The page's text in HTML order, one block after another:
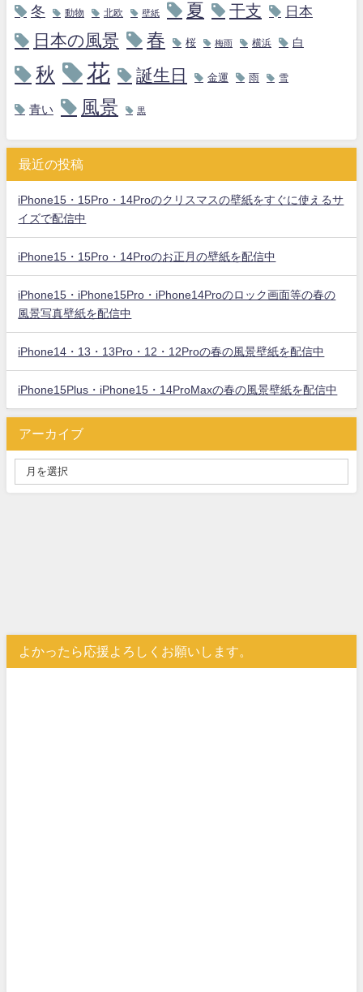
冬 動物 北欧 壁紙 夏 干支 日本
日本の風景 春 桜 梅雨 横浜 白
秋 花 誕生日 金運 雨 雪
青い 風景 黒
最近の投稿
iPhone15・15Pro・14Proのクリスマスの壁紙をすぐに使えるサ
イズで配信中
iPhone15・15Pro・14Proのお正月の壁紙を配信中
iPhone15・iPhone15Pro・iPhone14Proのロック画面等の春の
風景写真壁紙を配信中
iPhone14・13・13Pro・12・12Proの春の風景壁紙を配信中
iPhone15Plus・iPhone15・14ProMaxの春の風景壁紙を配信中
アーカイブ
よかったら応援よろしくお願いします。